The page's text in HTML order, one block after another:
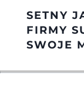
SETNY
FIRMY
SWOJE